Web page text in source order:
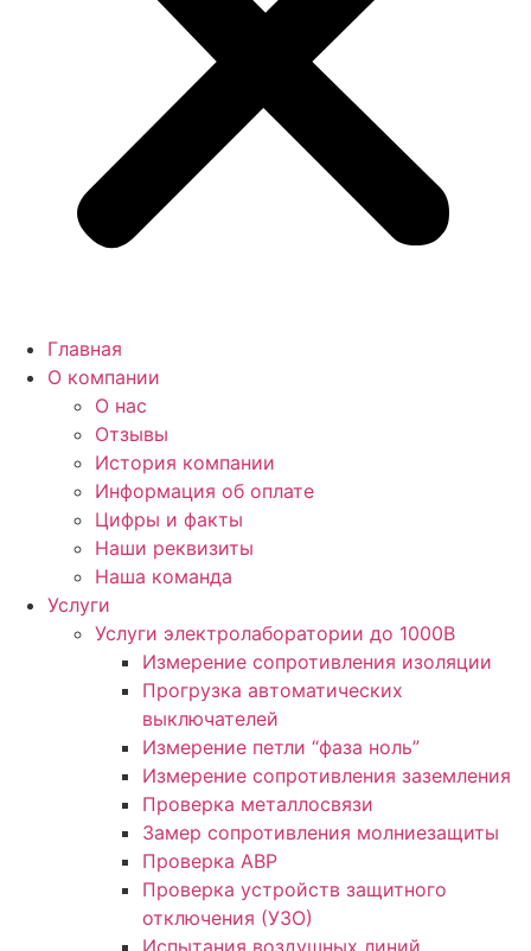
Главная
О компании
О нас
Отзывы
История компании
Информация об оплате
Цифры и факты
Наши реквизиты
Наша команда
Услуги
Услуги электролаборатории до 1000В
Измерение сопротивления изоляции
Прогрузка автоматических
выключателей
Измерение петли “фаза ноль”
Измерение сопротивления заземления
Проверка металлосвязи
Замер сопротивления молниезащиты
Проверка АВР
Проверка устройств защитного
отключения (УЗО)
Испытания воздушных линий